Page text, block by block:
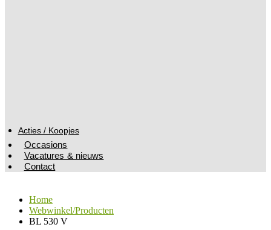
Acties / Koopjes
Occasions
Vacatures & nieuws
Contact
Home
Webwinkel/Producten
BL 530 V